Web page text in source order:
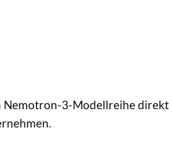
3-Modellreihe direkt